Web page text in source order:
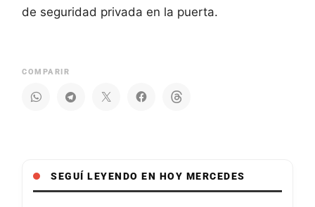
de seguridad privada en la puerta.
COMPARIR
SEGUÍ LEYENDO EN HOY MERCEDES